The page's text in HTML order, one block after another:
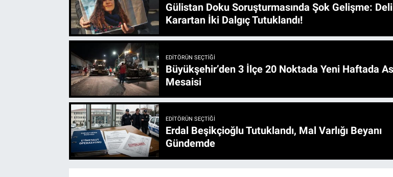
Gülistan Doku Soruşturmasında Şok Gelişme: Delil
Karartan İki Dalgıç Tutuklandı!
EDITÖRÜN SEÇTIĞI
Büyükşehir’den 3 İlçe 20 Noktada Yeni Haftada Asfalt
Mesaisi
EDITÖRÜN SEÇTIĞI
Erdal Beşikçioğlu Tutuklandı, Mal Varlığı Beyanı
Gündemde